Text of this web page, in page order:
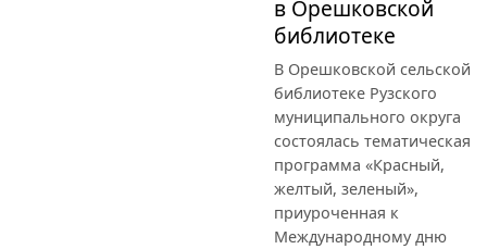
в Орешковской
библиотеке
В Орешковской сельской
библиотеке Рузского
муниципального округа
состоялась тематическая
программа «Красный,
желтый, зеленый»,
приуроченная к
Международному дню